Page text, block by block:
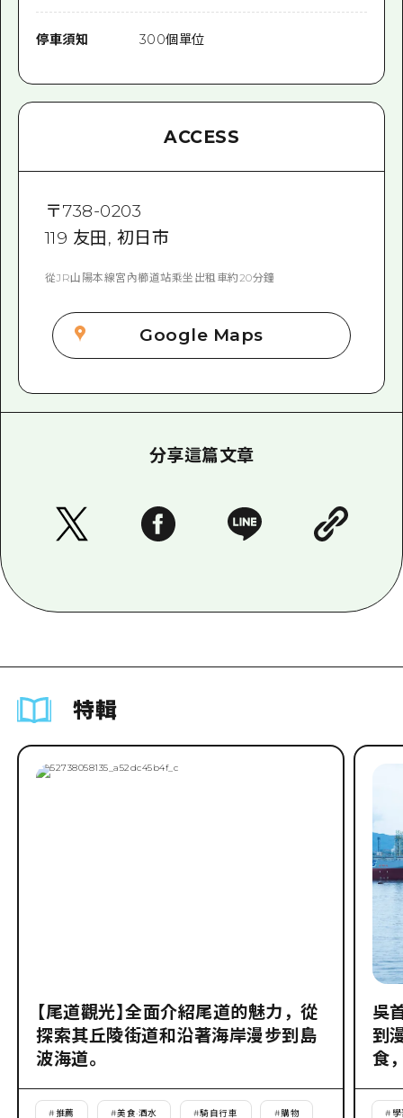
停車須知 300個單位
ACCESS
〒738-0203
119 友田, 初日市
從JR山陽本線宮內櫛道站乘坐出租車約20分鐘
Google Maps
分享這篇文章
特輯
【尾道觀光】全面介紹尾道的魅力，從
探索其丘陵街道和沿著海岸漫步到島
波海道。
#推薦 #美食·酒水 #騎自行車 #購物
吳
到
食
# 學